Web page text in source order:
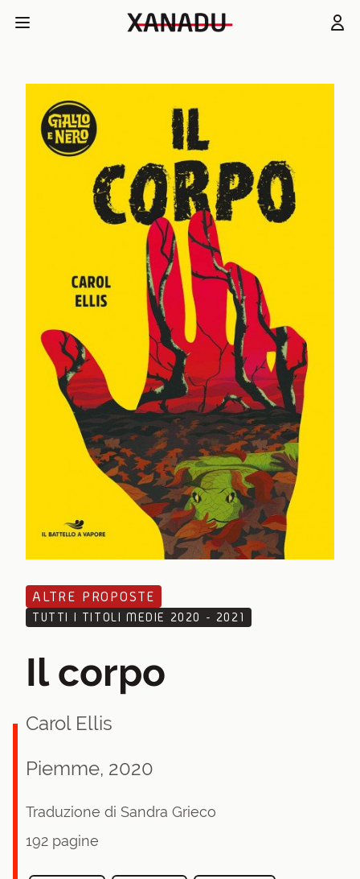
ALTRE PROPOSTE
TUTTI I TITOLI MEDIE 2020 - 2021
Il corpo
Carol Ellis
Piemme, 2020
Traduzione di Sandra Grieco
192 pagine